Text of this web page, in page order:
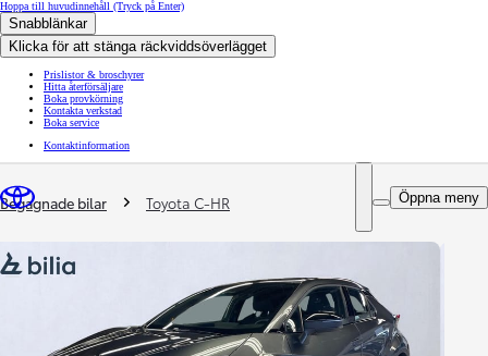
Hoppa till huvudinnehåll (Tryck på Enter)
Snabblänkar
Klicka för att stänga räckviddsöverlägget
Prislistor & broschyrer
Hitta återförsäljare
Boka provkörning
Kontakta verkstad
Boka service
Kontaktinformation
Öppna meny
You are here
Begagnade bilar Toyota C-HR